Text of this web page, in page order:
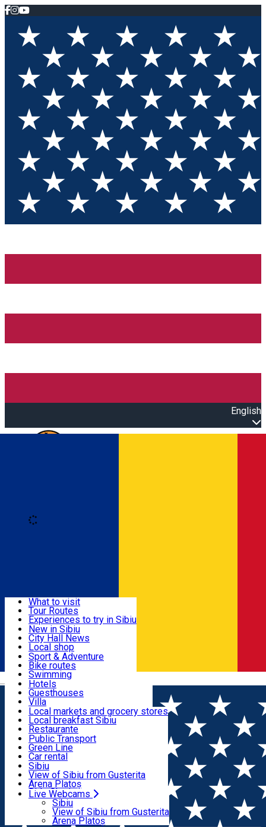
English
Română
Useful info
Activities & Adventure
Accommodation
Food, Drinks & Nightlife
Transport & Parking
Live Webcams
What to visit
Tour Routes
Experiences to try in Sibiu
Podcast
Culture
Museums
Churches
Parks, Zoo
County of Sibiu
New in Sibiu
City Hall News
Local shop
Sibiu artisans
Sibiul Verde
Public services
Education
How do I get to Sibiu
Tourist Info
Tour Guides
Guided tours
Publicații locale
Beauty salons
Sport & Adventure
Bike routes
Swimming
Riding
Indoor activities
Loc de joacă indoor
Loc de joacă outdoor
Ski
Ice skating
Yoga
Hotels
Guesthouses
Villa
Hostels
Motel
Camping
Renting rooms
Rooms for rent
Accommodation outside Sibiu
Local markets and grocery stores
Local breakfast Sibiu
Restaurante
Pizza
Fast Food
Coffee
Sweets
Pub, Bar
Night clubs
Bakeries
Public Transport
Green Line
Car rental
Rent a bike
Scooter rentals
Taxi
Ride Sharing
Parking tickets
Parking places
Electric vehicle charging points
Sibiu
View of Sibiu from Gusterita
Arena Platoș
Live Webcams
Sibiu
View of Sibiu from Gusterita
Arena Platoș
Home Outside Sibiu
Atelier de pictură în aer liber -
Cisnădioara